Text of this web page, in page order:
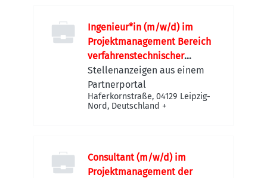
Ingenieur*in (m/w/d) im
Projektmanagement Bereich
verfahrenstechnischer
Anlagenbau
Stellenanzeigen aus einem
Partnerportal
Haferkornstraße, 04129 Leipzig-
Nord, Deutschland +
Consultant (m/w/d) im
Projektmanagement der